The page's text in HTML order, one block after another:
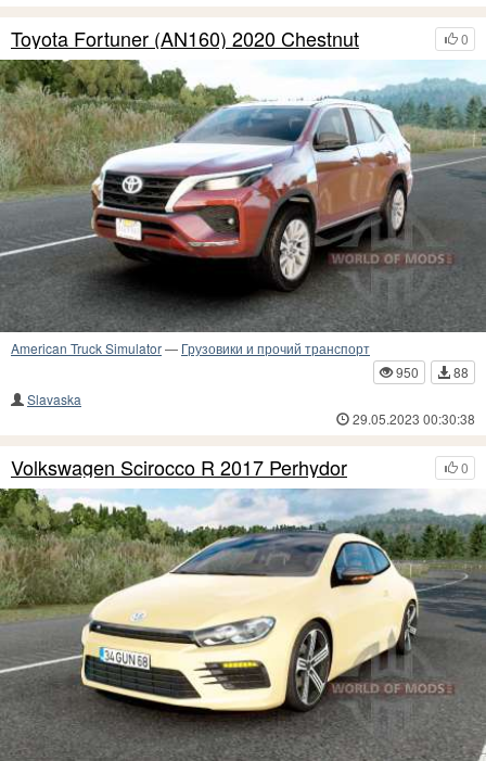
0
Toyota Fortuner (AN160) 2020 Chestnut
American Truck Simulator— Грузовики и прочий транспорт
950
88
Slavaska
29.05.2023 00:30:38
0
Volkswagen Scirocco R 2017 Perhydor